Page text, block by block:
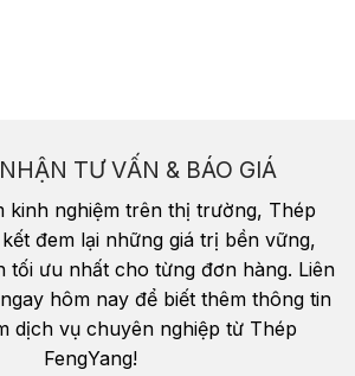
TƯ VẤN & BÁO GIÁ
kinh nghiệm trên thị trường, Thép
kết đem lại những giá trị bền vững,
tối ưu nhất cho từng đơn hàng. Liên
hôm nay để biết thêm thông tin
dịch vụ chuyên nghiệp từ Thép
FengYang!